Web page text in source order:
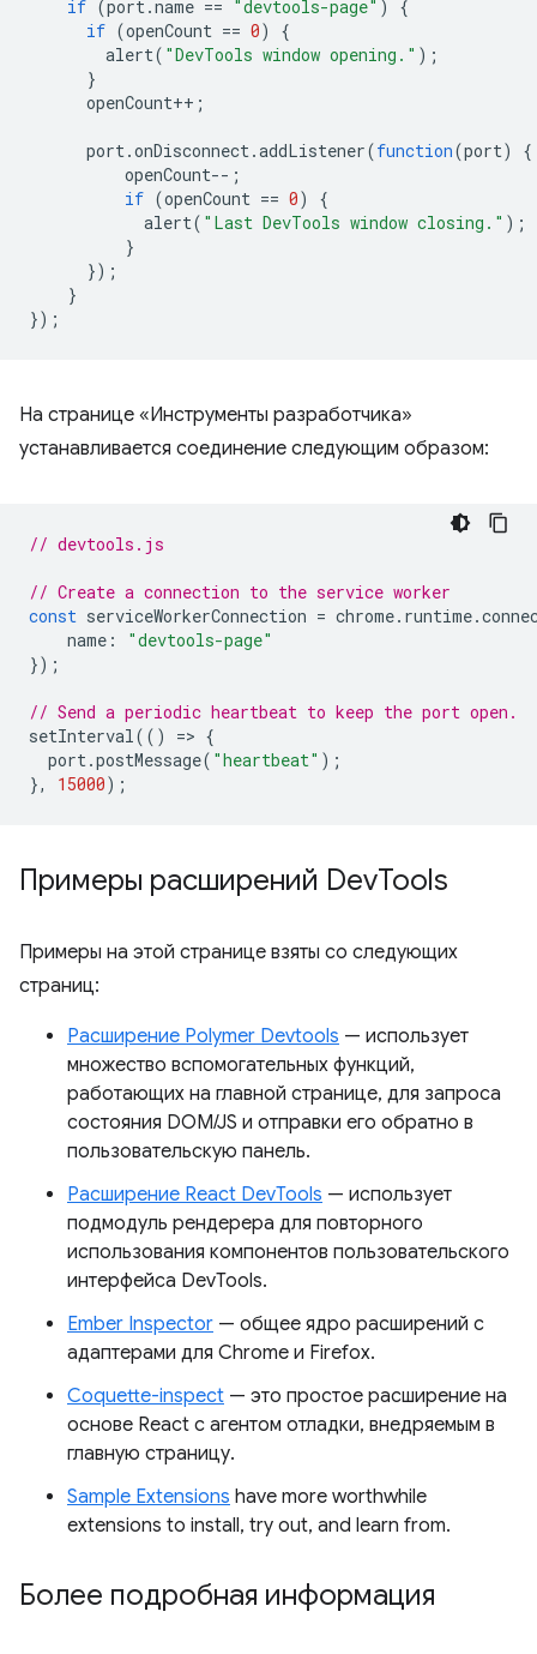
if (port.name == "devtools-page" )
{
if (openCount == 0)
{
alert( "DevTools window opening." );
}
openCount++ ;
port.onDisconnect.addListener(function(port)
{
openCount-- ;
if (openCount == 0)
{
alert( "Last DevTools window closing." );
}
});
}
});
На странице «Инструменты разработчика»
устанавливается соединение следующим образом:
// devtools.js
// Create a connection to the service worker
const serviceWorkerConnection = chrome. runtime.
name :
"devtools-page"
});
// Send a periodic heartbeat to keep the port open.
setInterval(() => {
port.postMessage( "heartbeat" );
},
15000);
Примеры расширений DevTools
Примеры на этой странице взяты со следующих
страниц:
Расширение Polymer Devtools — использует
множество вспомогательных функций,
работающих на главной странице, для запроса
состояния DOM/JS и отправки его обратно в
пользовательскую панель.
Расширение React DevTools — использует
подмодуль рендерера для повторного
использования компонентов пользовательского
интерфейса DevTools.
Ember Inspector — общее ядро ​​расширений с
адаптерами для Chrome и Firefox.
Coquette-inspect — это простое расширение на
основе React с агентом отладки, внедряемым в
главную страницу.
Sample Extensions have more worthwhile
extensions to install, try out, and learn from.
Более подробная информация